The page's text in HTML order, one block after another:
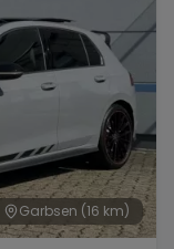
Garbsen (16 km)